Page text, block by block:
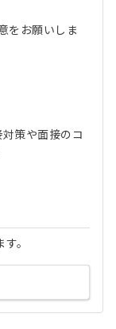
をお願いしま
策や面接のコ
。